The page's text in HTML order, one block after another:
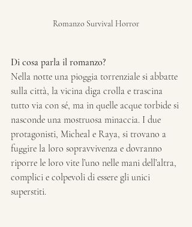
Romanzo Survival Horror
Di cosa parla il romanzo?
Nella notte una pioggia torrenziale si abbatte
sulla città, la vicina diga crolla e trascina
tutto via con sé, ma in quelle acque torbide si
nasconde una mostruosa minaccia. I due
protagonisti, Micheal e Raya, si trovano a
fuggire la loro sopravvivenza e dovranno
riporre le loro vite l’uno nelle mani dell’altra,
complici e colpevoli di essere gli unici
superstiti.